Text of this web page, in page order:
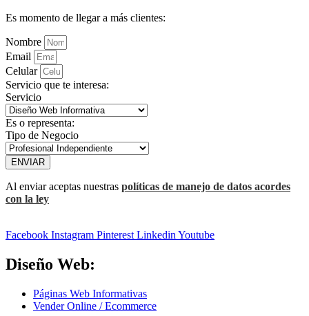
Es momento de llegar a más clientes:
Nombre
Email
Celular
Servicio que te interesa:
Servicio
Es o representa:
Tipo de Negocio
ENVIAR
Al enviar aceptas nuestras políticas de manejo de datos acordes
con la ley
Facebook Instagram Pinterest LinkedinYoutube
Diseño Web:
Páginas Web Informativas
Vender Online / Ecommerce